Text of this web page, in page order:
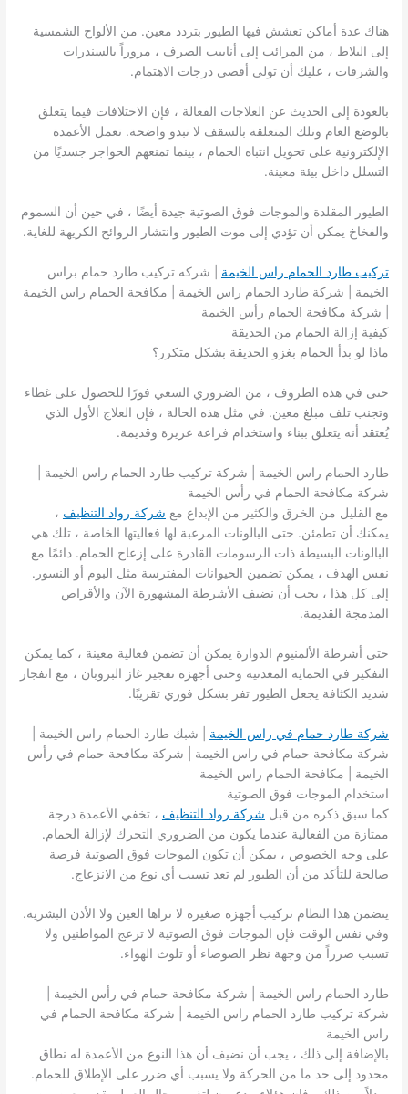
هناك عدة أماكن تعشش فيها الطيور بتردد معين. من الألواح الشمسية
إلى البلاط ، من المرائب إلى أنابيب الصرف ، مروراً بالسندرات
والشرفات ، عليك أن تولي أقصى درجات الاهتمام.
بالعودة إلى الحديث عن العلاجات الفعالة ، فإن الاختلافات فيما يتعلق
بالوضع العام وتلك المتعلقة بالسقف لا تبدو واضحة. تعمل الأعمدة
الإلكترونية على تحويل انتباه الحمام ، بينما تمنعهم الحواجز جسديًا من
التسلل داخل بيئة معينة.
الطيور المقلدة والموجات فوق الصوتية جيدة أيضًا ، في حين أن السموم
والفخاخ يمكن أن تؤدي إلى موت الطيور وانتشار الروائح الكريهة للغاية.
تركيب طارد الحمام راس الخيمة | شركه تركيب طارد حمام براس
الخيمة | شركة طارد الحمام راس الخيمة | مكافحة الحمام راس الخيمة
| شركة مكافحة الحمام رأس الخيمة
كيفية إزالة الحمام من الحديقة
ماذا لو بدأ الحمام بغزو الحديقة بشكل متكرر؟
حتى في هذه الظروف ، من الضروري السعي فورًا للحصول على غطاء
وتجنب تلف مبلغ معين. في مثل هذه الحالة ، فإن العلاج الأول الذي
يُعتقد أنه يتعلق ببناء واستخدام فزاعة عزيزة وقديمة.
طارد الحمام راس الخيمة | شركة تركيب طارد الحمام راس الخيمة |
شركة مكافحة الحمام في رأس الخيمة
مع القليل من الخرق والكثير من الإبداع مع شركة رواد التنظيف ،
يمكنك أن تطمئن. حتى البالونات المرعبة لها فعاليتها الخاصة ، تلك هي
البالونات البسيطة ذات الرسومات القادرة على إزعاج الحمام. دائمًا مع
نفس الهدف ، يمكن تضمين الحيوانات المفترسة مثل البوم أو النسور.
إلى كل هذا ، يجب أن نضيف الأشرطة المشهورة الآن والأقراص
المدمجة القديمة.
حتى أشرطة الألمنيوم الدوارة يمكن أن تضمن فعالية معينة ، كما يمكن
التفكير في الحماية المعدنية وحتى أجهزة تفجير غاز البروبان ، مع انفجار
شديد الكثافة يجعل الطيور تفر بشكل فوري تقريبًا.
شركة طارد حمام في راس الخيمة | شبك طارد الحمام راس الخيمة |
شركة مكافحة حمام في راس الخيمة | شركة مكافحة حمام في رأس
الخيمة | مكافحة الحمام راس الخيمة
استخدام الموجات فوق الصوتية
كما سبق ذكره من قبل شركة رواد التنظيف ، تخفي الأعمدة درجة
ممتازة من الفعالية عندما يكون من الضروري التحرك لإزالة الحمام.
على وجه الخصوص ، يمكن أن تكون الموجات فوق الصوتية فرصة
صالحة للتأكد من أن الطيور لم تعد تسبب أي نوع من الانزعاج.
يتضمن هذا النظام تركيب أجهزة صغيرة لا تراها العين ولا الأذن البشرية.
وفي نفس الوقت فإن الموجات فوق الصوتية لا تزعج المواطنين ولا
تسبب ضرراً من وجهة نظر الضوضاء أو تلوث الهواء.
طارد الحمام راس الخيمة | شركة مكافحة حمام في رأس الخيمة |
شركة تركيب طارد الحمام راس الخيمة | شركة مكافحة الحمام في
راس الخيمة
بالإضافة إلى ذلك ، يجب أن نضيف أن هذا النوع من الأعمدة له نطاق
محدود إلى حد ما من الحركة ولا يسبب أي ضرر على الإطلاق للحمام.